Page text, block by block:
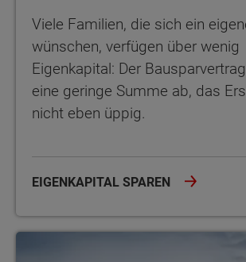
Viele Familien, die sich ein
wünschen, verfügen über wenig
Eigenkapital: Der
eine geringe Summe ab, das
nicht eben üppig.
EIGENKAPITAL SPAREN